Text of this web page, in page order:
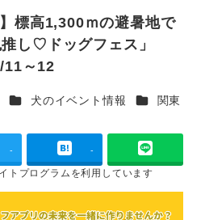
標高1,300ｍの避暑地で
し♡ドッグフェス」
11～12
カテゴリー
犬のイベント情報 カテゴリー
関東
- -
トプログラムを利用しています